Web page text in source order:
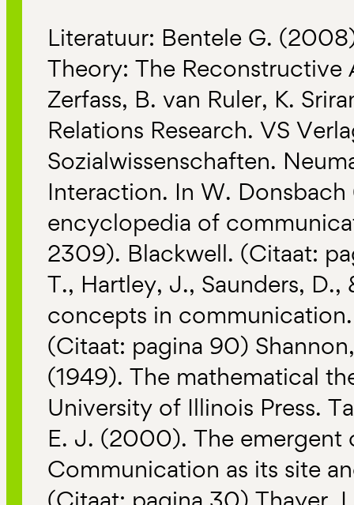
Literatuur: Bentele G.
Theory: The Reconstructive
Zerfass, B. van Ruler, K.
Relations Research. VS
Sozialwissenschaften.
Interaction. In W.
encyclopedia of
2309). Blackwell. (Citaat:
T., Hartley, J., Saunders, D.,
concepts in
(Citaat: pagina 90)
(1949). The mathematical
University of Illinois Press.
E. J. (2000). The emergent
Communication as its site